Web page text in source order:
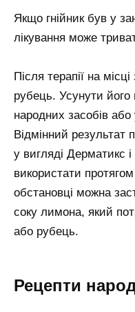
Якщо гнійник був у
лікування може
Після терапії на
рубець. Усунути
народних засобів або
Відмінний результат
у вигляді Дерматикс і
використати
обстановці можна
соку лимона, який
або рубець.
Рецепти